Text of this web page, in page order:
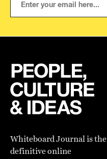
Whiteboard Journal is the
definitive online